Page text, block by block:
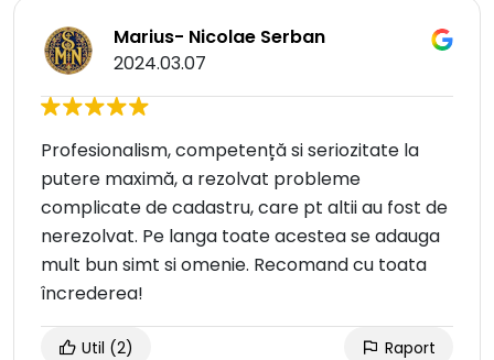
Marius- Nicolae Serban
2024.03.07
Profesionalism, competență si seriozitate la
putere maximă, a rezolvat probleme
complicate de cadastru, care pt altii au fost de
nerezolvat. Pe langa toate acestea se adauga
mult bun simt si omenie. Recomand cu toata
încrederea!
Util (2) Raport